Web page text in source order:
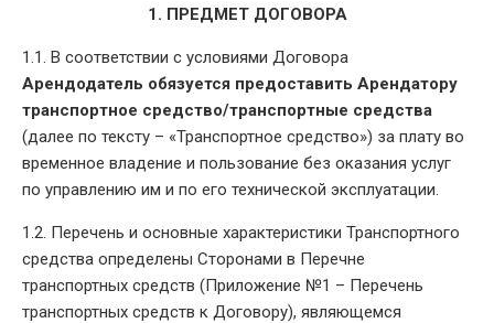
1. ПРЕДМЕТ ДОГОВОРА
1.1. В соответствии с условиями Договора
Арендодатель обязуется предоставить Арендатору
транспортное средство/транспортные средства
(далее по тексту – «Транспортное средство») за плату во
временное владение и пользование без оказания услуг
по управлению им и по его технической эксплуатации.
1.2. Перечень и основные характеристики Транспортного
средства определены Сторонами в Перечне
транспортных средств (Приложение №1 – Перечень
транспортных средств к Договору), являющемся